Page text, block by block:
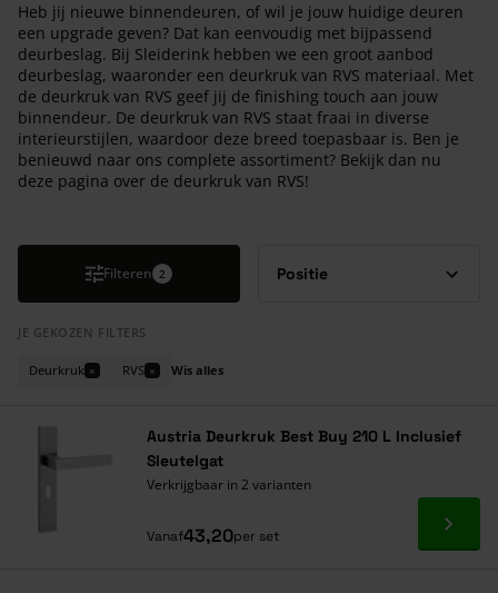
Heb jij nieuwe binnendeuren, of wil je jouw huidige deuren
een upgrade geven? Dat kan eenvoudig met bijpassend
deurbeslag. Bij Sleiderink hebben we een groot aanbod
deurbeslag, waaronder een deurkruk van RVS materiaal. Met
de deurkruk van RVS geef jij de finishing touch aan jouw
binnendeur. De deurkruk van RVS staat fraai in diverse
interieurstijlen, waardoor deze breed toepasbaar is. Ben je
benieuwd naar ons complete assortiment? Bekijk dan nu
deze pagina over de deurkruk van RVS!
Filteren 2
JE GEKOZEN FILTERS
Deurkruk × RVS × Wis alles
Austria Deurkruk Best Buy 210 L Inclusief
Sleutelgat
Verkrijgbaar in 2 varianten
Vanaf43,20per set Ga